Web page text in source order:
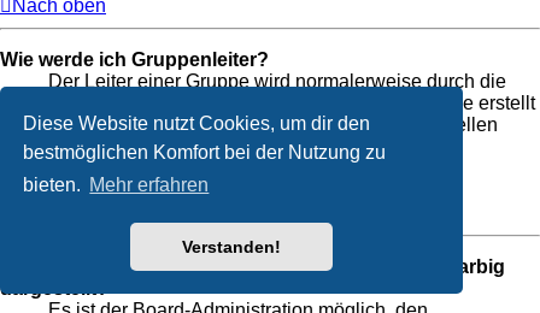
Diese Website nutzt Cookies, um dir den
bestmöglichen Komfort bei der Nutzung zu
bieten. Mehr erfahren
Verstanden!
Nach oben
Wie werde ich Gruppenleiter?
Der Leiter einer Gruppe wird normalerweise durch die
Board-Administration festgelegt, wenn die Gruppe erstellt
wird. Wenn du eine eigene Benutzergruppe erstellen
möchtest, dann solltest du einen Administrator
kontaktieren.
Weshalb werden verschiedene Benutzergruppen farbig
dargestellt?